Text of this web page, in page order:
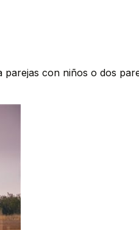
con niños o dos